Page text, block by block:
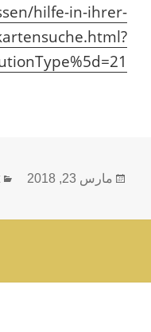
hilfe-in-ihrer-
نُشرت
مارس 23, 2018